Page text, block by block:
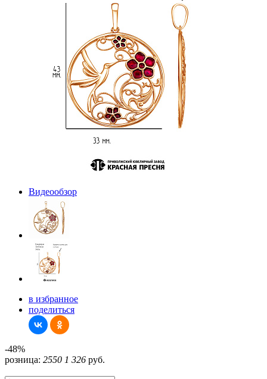
Видеообзор
в избранное
поделиться
-48%
розница: 2550 1 326 руб.